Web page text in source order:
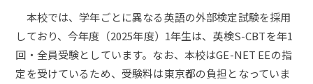
本校では、学年ごとに異なる英語の外部検定試験を採用
しており、今年度（2025年度）1年生は、英検S-CBTを年1
回・全員受験としています。なお、本校はGE-NET EEの指
定を受けているため、受験料は東京都の負担となっていま